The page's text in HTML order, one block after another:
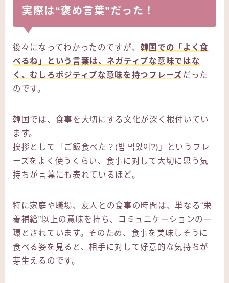
実際は“褒め言葉”だった！
後々になってわかったのですが、 韓国での「よく食
べるね」という言葉は、ネガティブな意味ではな
く、むしろポジティブな意味を持つフレーズだった
のです。
韓国では、食事を大切にする文化が深く根付いてい
ます。
挨拶として「ご飯食べた？(밥 먹었어?)」というフレ
ーズをよく使うくらい、食事に対して大切に思う気
持ちが言葉にも表れているほど。
特に家庭や職場、友人との食事の時間は、単なる“栄
養補給”以上の意味を持ち、コミュニケーションの一
環とされています。そのため、食事を美味しそうに
食べる姿を見ると、相手に対して好意的な気持ちが
芽生えるのです。